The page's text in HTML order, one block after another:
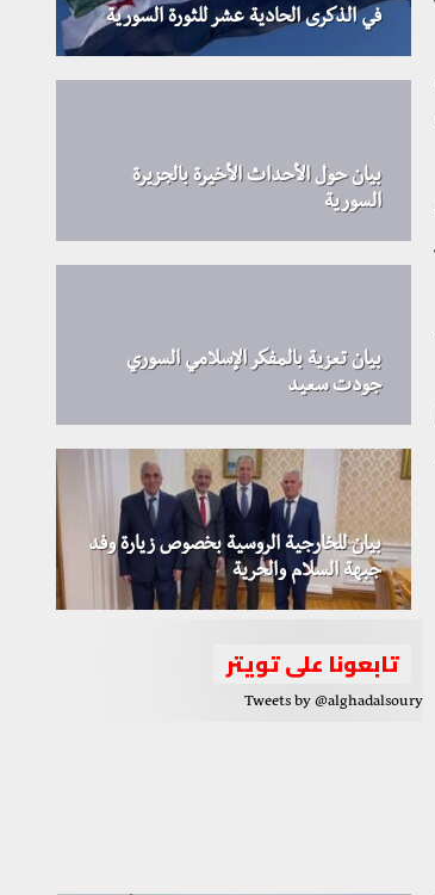
في الذكرى الحادية عشر للثورة السورية
بيان حول الأحداث الأخيرة بالجزيرة
السورية
بيان تعزية بالمفكر الإسلامي السوري
جودت سعيد
بيان للخارجية الروسية بخصوص زيارة وفد
جبهة السلام والحرية
تابعونا على تويتر
Tweets by @alghadalsoury